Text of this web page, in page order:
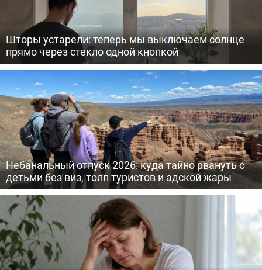
Шторы устарели: теперь мы выключаем солнце
прямо через стекло одной кнопкой
Небанальный отпуск 2026: куда тайно рвануть с
детьми без виз, толп туристов и адской жары